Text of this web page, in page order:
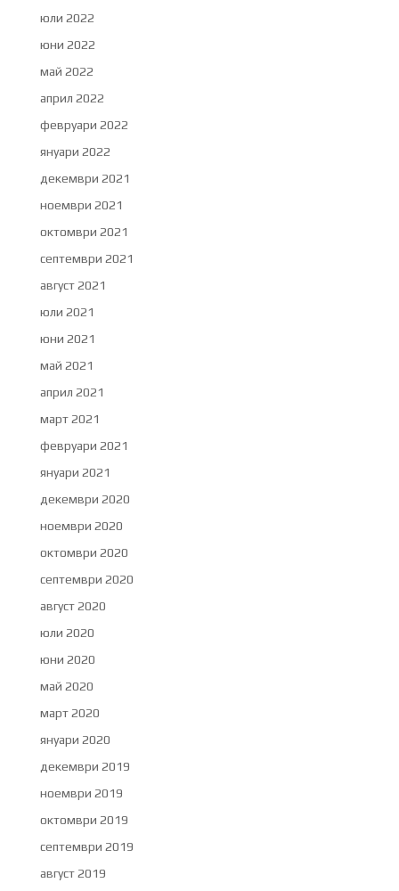
юли 2022
юни 2022
май 2022
април 2022
февруари 2022
януари 2022
декември 2021
ноември 2021
октомври 2021
септември 2021
август 2021
юли 2021
юни 2021
май 2021
април 2021
март 2021
февруари 2021
януари 2021
декември 2020
ноември 2020
октомври 2020
септември 2020
август 2020
юли 2020
юни 2020
май 2020
март 2020
януари 2020
декември 2019
ноември 2019
октомври 2019
септември 2019
август 2019